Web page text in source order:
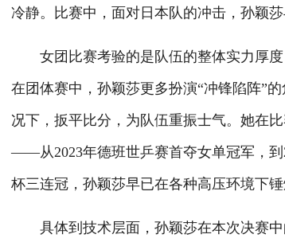
冷静。比赛中，面对日本队的冲击，孙颖
女团比赛考验的是队伍的整体实力厚度
在团体赛中，孙颖莎更多扮演“冲锋陷阵”
况下，扳平比分，为队伍重振士气。她在
——从2023年德班世乒赛首夺女单冠军，到
杯三连冠，孙颖莎早已在各种高压环境下锤
具体到技术层面，孙颖莎在本次决赛中